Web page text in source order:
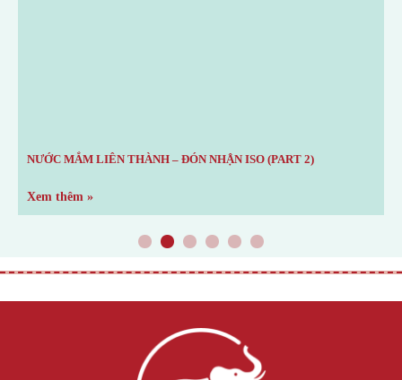
NƯỚC MẮM LIÊN THÀNH – ĐÓN NHẬN ISO (PART 2)
Xem thêm »
1 2 3 4 5 6